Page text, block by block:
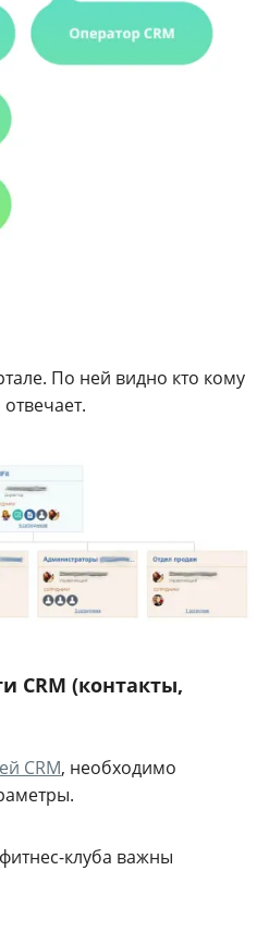
По ней видно кто кому
CRM (контакты,
CRM, необходимо
клуба важны